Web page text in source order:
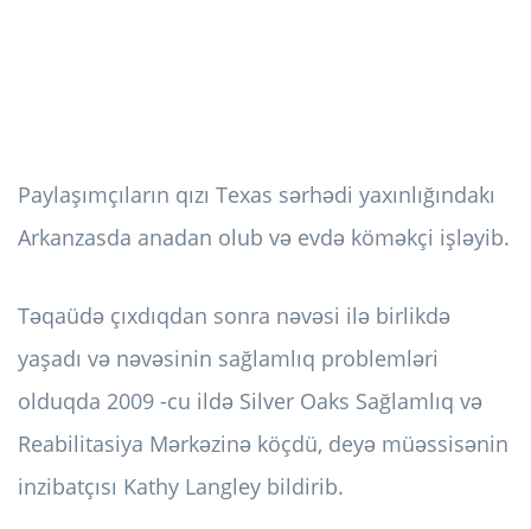
Paylaşımçıların qızı Texas sərhədi yaxınlığındakı
Arkanzasda anadan olub və evdə köməkçi işləyib.
Təqaüdə çıxdıqdan sonra nəvəsi ilə birlikdə
yaşadı və nəvəsinin sağlamlıq problemləri
olduqda 2009 -cu ildə Silver Oaks Sağlamlıq və
Reabilitasiya Mərkəzinə köçdü, deyə müəssisənin
inzibatçısı Kathy Langley bildirib.